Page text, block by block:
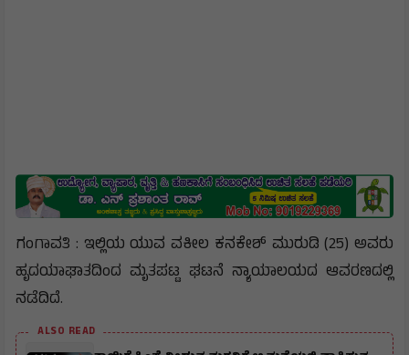
ಗಂಗಾವತಿ : ಇಲ್ಲಿಯ ಯುವ ವಕೀಲ ಕನಕೇಶ್ ಮುರುಡಿ (25) ಅವರು
ಹೃದಯಾಘಾತದಿಂದ ಮೃತಪಟ್ಟ ಘಟನೆ ನ್ಯಾಯಾಲಯದ ಆವರಣದಲ್ಲಿ
ನಡೆದಿದೆ.
ALSO READ